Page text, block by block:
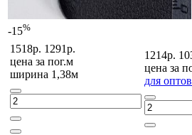
-15%
1518р. 1291р.
цена за пог.м
ширина 1,38м
1214р.
цена за
для